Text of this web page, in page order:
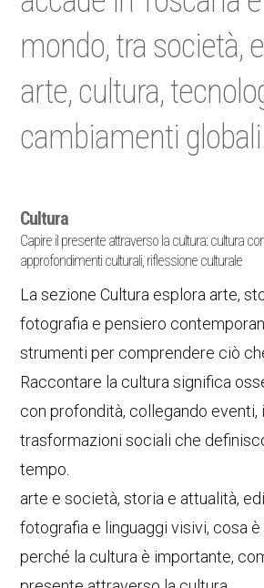
mondo, tra società,
arte, cultura,
cambiamenti
Cultura
Capire il presente attraverso la cultura: cultura
approfondimenti culturali, riflessione culturale
La sezione Cultura esplora arte,
fotografia e pensiero
strumenti per comprendere ciò
Raccontare la cultura significa
con profondità, collegando eventi,
trasformazioni sociali che
tempo.
arte e società, storia e attualità,
fotografia e linguaggi visivi, cosa è
perché la cultura è importante,